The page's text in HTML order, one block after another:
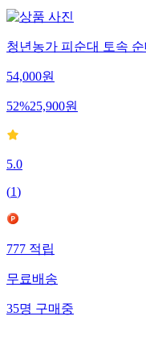
청년농가 피순대 토속
54,000원
52%25,900원
5.0
(1)
777적립
무료배송
35명구매중